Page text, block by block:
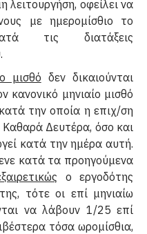
λειτουργήση, οφείλει να
με ημερομίσθιο το
τις διατάξεις
μισθό δεν δικαιούνται
κανονικό μηνιαίο μισθό
την οποία η επιχ/ση
Δευτέρα, όσο και
κατά την ημέρα αυτή.
κατά τα προηγούμενα
ο εργοδότης
τότε οι επί μηνιαίω
να λάβουν 1/25 επί
τόσα ωρομίσθια,